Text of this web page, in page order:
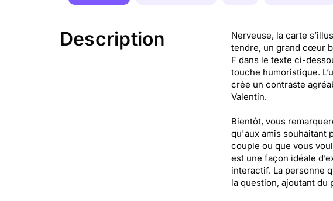
Description
Nerveuse, la carte
tendre, un grand cœur
F dans le texte ci-
touche humoristique.
crée un contraste
Valentin.
Bientôt, vous
qu'aux amis souhaitant
couple ou que vous
est une façon idéale
interactif. La personne
la question, ajoutant du